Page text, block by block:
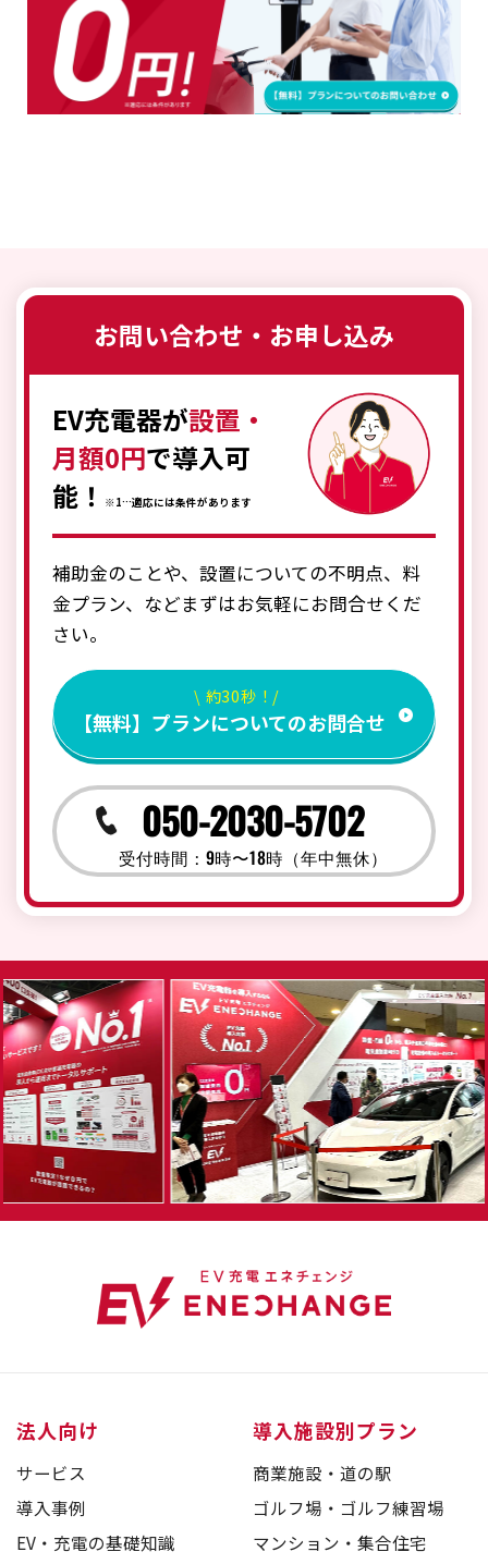
お問い合わせ・お申し込み
EV充電器が設置・
月額0円で導入可
能！
※1…適応には条件があります
補助金のことや、設置についての不明点、料
金プラン、などまずはお気軽にお問合せくだ
さい。
\ 約30秒！/
【無料】プランについてのお問合せ
050-2030-5702
受付時間：9時〜18時（年中無休）
法人向け
サービス
導入事例
EV・充電の基礎知識
導入施設別プラン
商業施設・道の駅
ゴルフ場・ゴルフ練習場
マンション・集合住宅